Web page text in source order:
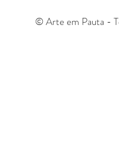
© Arte em Pauta -